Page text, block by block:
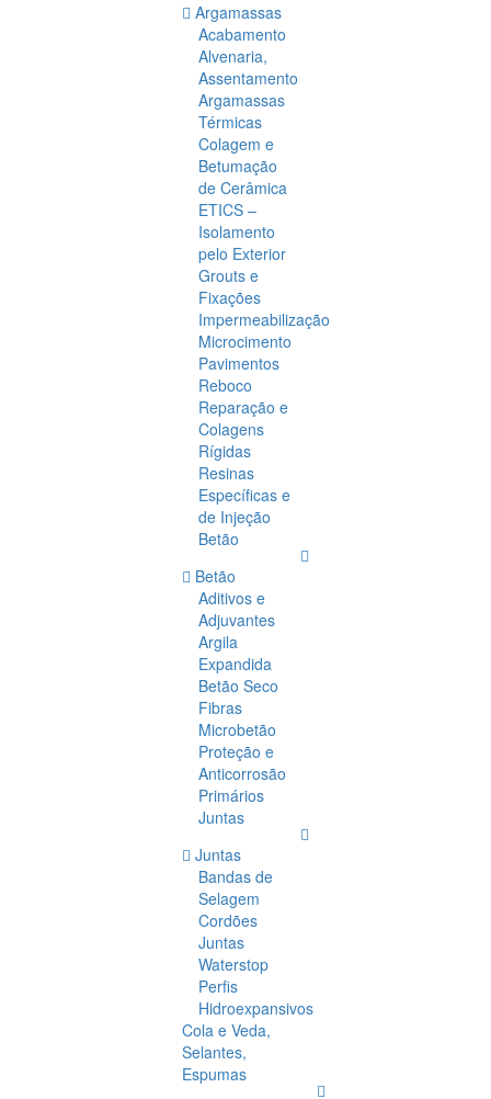
Argamassas
Acabamento
Alvenaria,
Assentamento
Argamassas
Térmicas
Colagem e
Betumação
de Cerâmica
ETICS –
Isolamento
pelo Exterior
Grouts e
Fixações
Impermeabilização
Microcimento
Pavimentos
Reboco
Reparação e
Colagens
Rígidas
Resinas
Específicas e
de Injeção
Betão
Betão
Aditivos e
Adjuvantes
Argila
Expandida
Betão Seco
Fibras
Microbetão
Proteção e
Anticorrosão
Primários
Juntas
Juntas
Bandas de
Selagem
Cordões
Juntas
Waterstop
Perfis
Hidroexpansivos
Cola e Veda,
Selantes,
Espumas